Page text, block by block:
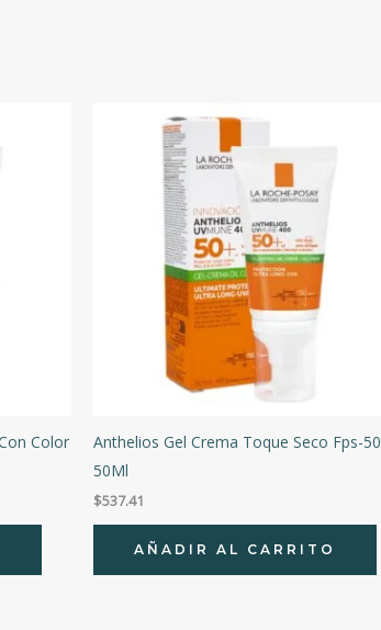
Color
Anthelios Gel Crema Toque Seco Fps-50
50Ml
$537.41
AÑADIR AL CARRITO